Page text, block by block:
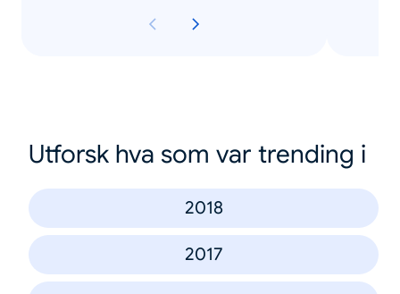
Utforsk hva som var trending i
2018
2017